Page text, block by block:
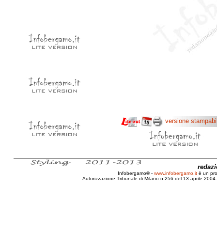
versione
Infobergamo® - www.infobergamo.it è un
Autorizzazione Tribunale di Milano n.256 del 13 aprile